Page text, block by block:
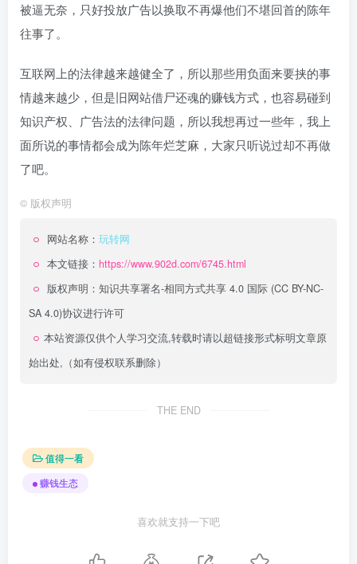
被逼无奈，只好投放广告以换取不再爆他们不堪回首的陈年
往事了。
互联网上的法律越来越健全了，所以那些用负面来要挟的事
情越来越少，但是旧网站借尸还魂的赚钱方式，也容易碰到
知识产权、广告法的法律问题，所以我想再过一些年，我上
面所说的事情都会成为陈年烂芝麻，大家只听说过却不再做
了吧。
© 版权声明
网站名称： 玩转网
本文链接： https://www.902d.com/6745.html
版权声明： 知识共享署名-相同方式共享 4.0 国际 (CC BY-NC-
SA 4.0)协议进行许可
本站资源仅供个人学习交流,转载时请以超链接形式标明文章原
始出处,（如有侵权联系删除）
THE END
值得一看
赚钱生态
喜欢就支持一下吧